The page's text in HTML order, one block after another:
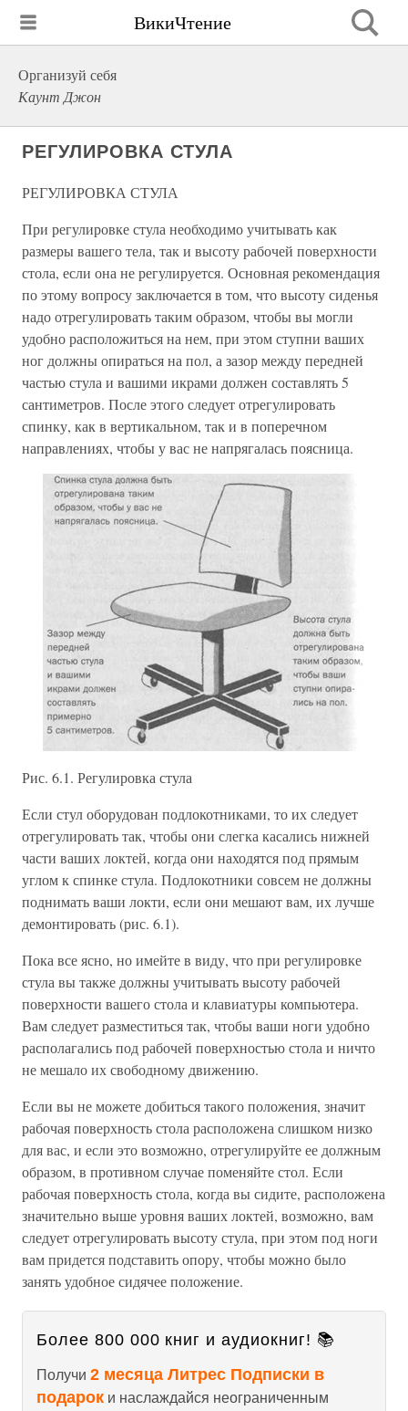
ВикиЧтение
Организуй себя
Каунт Джон
РЕГУЛИРОВКА СТУЛА
РЕГУЛИРОВКА СТУЛА
При регулировке стула необходимо учитывать как
размеры вашего тела, так и высоту рабочей поверхности
стола, если она не регулируется. Основная рекомендация
по этому вопросу заключается в том, что высоту сиденья
надо отрегулировать таким образом, чтобы вы могли
удобно расположиться на нем, при этом ступни ваших
ног должны опираться на пол, а зазор между передней
частью стула и вашими икрами должен составлять 5
сантиметров. После этого следует отрегулировать
спинку, как в вертикальном, так и в поперечном
направлениях, чтобы у вас не напрягалась поясница.
Рис. 6.1. Регулировка стула
Если стул оборудован подлокотниками, то их следует
отрегулировать так, чтобы они слегка касались нижней
части ваших локтей, когда они находятся под прямым
углом к спинке стула. Подлокотники совсем не должны
поднимать ваши локти, если они мешают вам, их лучше
демонтировать (рис. 6.1).
Пока все ясно, но имейте в виду, что при регулировке
стула вы также должны учитывать высоту рабочей
поверхности вашего стола и клавиатуры компьютера.
Вам следует разместиться так, чтобы ваши ноги удобно
располагались под рабочей поверхностью стола и ничто
не мешало их свободному движению.
Если вы не можете добиться такого положения, значит
рабочая поверхность стола расположена слишком низко
для вас, и если это возможно, отрегулируйте ее должным
образом, в противном случае поменяйте стол. Если
рабочая поверхность стола, когда вы сидите, расположена
значительно выше уровня ваших локтей, возможно, вам
следует отрегулировать высоту стула, при этом под ноги
вам придется подставить опору, чтобы можно было
занять удобное сидячее положение.
Более 800 000 книг и аудиокниг! 📚
Получи 2 месяца Литрес Подписки в
подарок и наслаждайся неограниченным